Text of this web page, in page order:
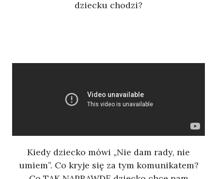
dziecku chodzi?
Kiedy dziecko mówi „Nie dam rady, nie
umiem”. Co kryje się za tym komunikatem?